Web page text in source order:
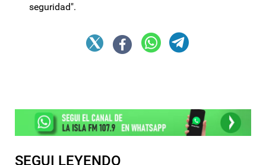
seguridad".
SEGUI LEYENDO